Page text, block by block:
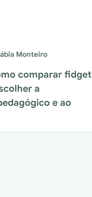
Monteiro
comparar fidget
a
e ao